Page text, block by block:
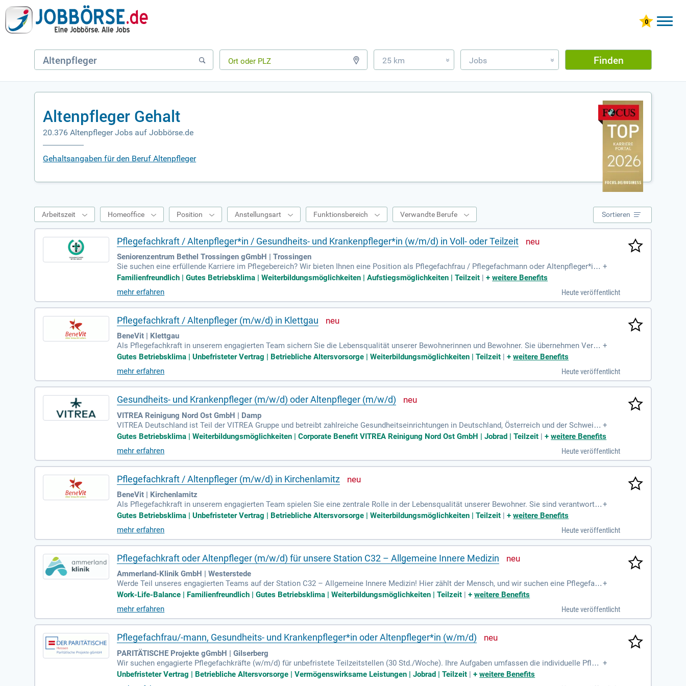
25 km » Jobs » Finden
Altenpfleger Gehalt
20.376 Altenpfleger Jobs auf Jobbörse.de
Gehaltsangaben für den Beruf Altenpfleger
Arbeitszeit Homeoffice Position Anstellungsart Funktionsbereich Verwandte Berufe Sortieren
Pflegefachkraft / Altenpfleger*in / Gesundheits- und Krankenpfleger*in (w/m/d) in Voll- oder Teilzeit
Seniorenzentrum Bethel Trossingen gGmbH | Trossingen
Sie suchen eine erfüllende Karriere im Pflegebereich? Wir bieten Ihnen eine Position als Pflegefachfrau / Pflegefachmann oder Altenpfleger*in i
n einem engagierten Team. Vorausgesetzt werden eine abgeschlossene Ausbildung und ausgeprägte soziale Kompetenzen. Genießen Sie eine
attraktive Vergütung sowie flexible Arbeitszeitmodelle zur besseren Vereinbarkeit von Beruf und Familie. Zudem profitieren Sie von einer indivi
duellen Einarbeitung und umfangreichen Fortbildungsmöglichkeiten. Bewerben Sie sich jetzt und gestalten Sie die Zukunft der Pflege mit uns!
+
Familienfreundlich | Gutes Betriebsklima | Weiterbildungsmöglichkeiten | Aufstiegsmöglichkeiten | Teilzeit |+weitere Benefits
mehr erfahren
Heute veröffentlicht
Pflegefachkraft / Altenpfleger (m/w/d) in Klettgau
BeneVit | Klettgau
Als Pflegefachkraft in unserem engagierten Team sichern Sie die Lebensqualität unserer Bewohnerinnen und Bewohner. Sie übernehmen Veran
twortung in der Grund- und Behandlungspflege, inklusive Medikamentengabe und Wundversorgung. Ihr handwerkliches Geschick zeigt sich in d
en Sie die Selbstständigkeit der Hilfebedürftigen. Teamarbeit ist Ihnen wichtig, und Sie arbeiten eng mit anderen Fachkräften zusammen. Vorau
ssetzung ist eine anerkannte Ausbildung als Altenpfleger, Pflegefachkraft oder Gesundheits- und Krankenpfleger und eine zuverlässige, motivie
+
Gutes Betriebsklima | Unbefristeter Vertrag | Betriebliche Altersvorsorge | Weiterbildungsmöglichkeiten | Teilzeit |+weitere Benefits
mehr erfahren
Heute veröffentlicht
Gesundheits- und Krankenpfleger (m/w/d) oder Altenpfleger (m/w/d)
VITREA Reinigung Nord Ost GmbH | Damp
VITREA Deutschland ist Teil der VITREA Gruppe und betreibt zahlreiche Gesundheitseinrichtungen in Deutschland, Österreich und der Schweiz.
Zu unseren 27 Rehakliniken und zwei Akutkliniken zählen auch acht ambulante Rehazentren und zwei Medizinische Versorgungszentren (MVZ).
Jährlich nutzen etwa 63.000 Patienten unsere stationären Rehabilitationsangebote, während 21.000 in unseren Akutbereichen behandelt werde
n. Zudem begrüßen wir rund 37.000 Patienten in den ambulanten Rehazentren und versorgen etwa 70.000 in unseren MVZs. Unsere VITREA Ost
seeklinik Damp ist eine der größten Spezialkliniken für Bewegungsapparaterkrankungen, ausgestattet mit Fachbereichen wie Orthopädie und N
+
Gutes Betriebsklima | Weiterbildungsmöglichkeiten | Corporate Benefit VITREA Reinigung Nord Ost GmbH | Jobrad | Teilzeit |+weitere Benefits
mehr erfahren
Heute veröffentlicht
Pflegefachkraft / Altenpfleger (m/w/d) in Kirchenlamitz
BeneVit | Kirchenlamitz
Als Pflegefachkraft in unserem engagierten Team spielen Sie eine zentrale Rolle in der Lebensqualität unserer Bewohner. Sie sind verantwortli
ch für die Grund- und Behandlungspflege hilfsbedürftiger Menschen. Zu Ihren Aufgaben gehören Medikamentengabe und Wundversorgung sowi
e die Dokumentation von Pflegeprozessen. Durch individuelle Tagesstrukturen fördern Sie die Selbstständigkeit der Bewohner:innen. Eine enge
Zusammenarbeit mit anderen Fachkräften ist essenziell für die Patientenversorgung. Wir suchen zuverlässige und motivierte Profis mit einer a
nerkannten Ausbildung in der Alten- oder Gesundheits- und Krankenpflege.
+
Gutes Betriebsklima | Unbefristeter Vertrag | Betriebliche Altersvorsorge | Weiterbildungsmöglichkeiten | Teilzeit |+weitere Benefits
mehr erfahren
Heute veröffentlicht
Pflegefachkraft oder Altenpfleger (m/w/d) für unsere Station C32 – Allgemeine Innere Medizin
Ammerland-Klinik GmbH | Westerstede
Werde Teil unseres engagierten Teams auf der Station C32 – Allgemeine Innere Medizin! Hier zählt der Mensch, und wir suchen eine Pflegefac
hkraft oder Altenpfleger, die eigenverantwortlich pflegerische Maßnahmen durchführt. Deine Aufgaben umfassen die ganzheitliche Betreuung v
Fachkenntnisse einbringen. Wir suchen motivierte Fachkräfte mit einer abgeschlossenen Ausbildung in der Pflege. Wenn du hohe Standards ve
rwirklichen und stets das Beste für unsere Patienten erzielen möchtest, dann bewirb dich jetzt!
+
Work-Life-Balance | Familienfreundlich | Gutes Betriebsklima | Weiterbildungsmöglichkeiten | Teilzeit |+weitere Benefits
mehr erfahren
Heute veröffentlicht
Pflegefachfrau/-mann, Gesundheits- und Krankenpfleger*in oder Altenpfleger*in (w/m/d)
PARITÄTISCHE Projekte gGmbH | Gilserberg
Wir suchen engagierte Pflegefachkräfte (w/m/d) für unbefristete Teilzeitstellen (30 Std./Woche). Ihre Aufgaben umfassen die individuelle Pfleg
e sowie psychosoziale Begleitung von Hospizgästen und deren Angehörigen in der finalen Lebensphase. Eine abgeschlossene Ausbildung als
Pflegefachfrau/-mann oder Altenpfleger*in und idealerweise eine Weiterbildung in Palliative Care sind Voraussetzung. Teamfähigkeit, Empathie
+
Unbefristeter Vertrag | Betriebliche Altersvorsorge | Vermögenswirksame Leistungen | Jobrad | Teilzeit |+weitere Benefits